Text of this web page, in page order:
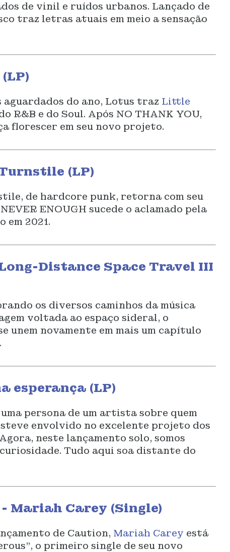
de vinil e ruídos urbanos. Lançado de
traz letras atuais em meio a sensação
aguardados do ano, Lotus traz Little
R&B e do Soul. Após NO THANK YOU,
florescer em seu novo projeto.
Turnstile (LP)
de hardcore punk, retorna com seu
ENOUGH sucede o aclamado pela
em 2021.
Distance Space Travel III
os diversos caminhos da música
voltada ao espaço sideral, o
unem novamente em mais um capítulo
(LP)
persona de um artista sobre quem
envolvido no excelente projeto dos
neste lançamento solo, somos
Tudo aqui soa distante do
Mariah Carey (Single)
de Caution, Mariah Carey está
o primeiro single de seu novo